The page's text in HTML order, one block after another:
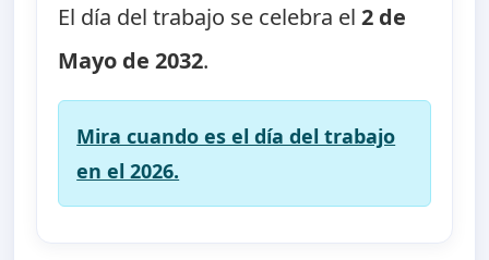
El día del trabajo se celebra el2 de
Mayo de 2032.
Mira cuando es el día del trabajo
en el 2026.